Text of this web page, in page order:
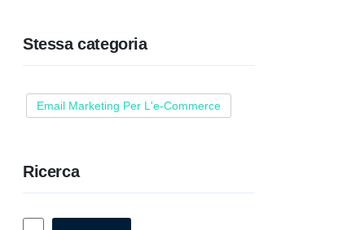
Stessa categoria
Email Marketing Per L'e-Commerce
Ricerca